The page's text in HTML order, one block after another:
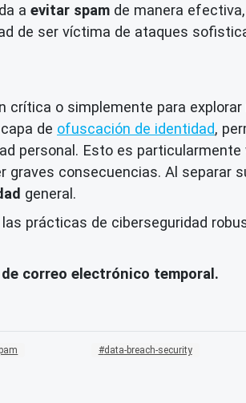
a evitar spam de manera
de ser víctima de ataques
crítica o simplemente para
de ofuscación de identidad,
personal. Esto es particularmente
graves consecuencias. Al separar
general.
prácticas de ciberseguridad
correo electrónico temporal.
data-breach-security